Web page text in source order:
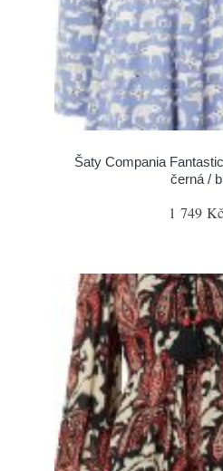
Šaty Compania
černá /
1 749 Kč